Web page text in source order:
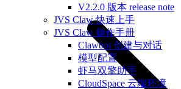
V2.2.0 版本 release note
JVS Claw 快速上手
JVS Claw 操作手册
Clawbot 创建与对话
模型配置
虾马双擎助手
CloudSpace 云端环境